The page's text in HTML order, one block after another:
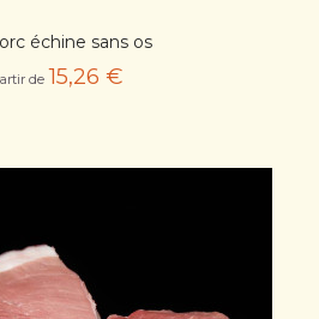
échine sans os
de 15,26 €